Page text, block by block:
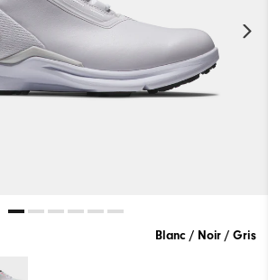
Blanc / Noir / Gris